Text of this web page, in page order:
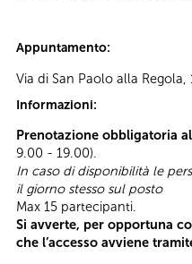
Appuntamento:
Via di San Paolo alla
Informazioni:
Prenotazione obbligatoria
9.00 - 19.00).
In caso di disponibilità le
il giorno stesso sul posto
Max 15 partecipanti.
Si avverte, per opportuna
che l’accesso avviene